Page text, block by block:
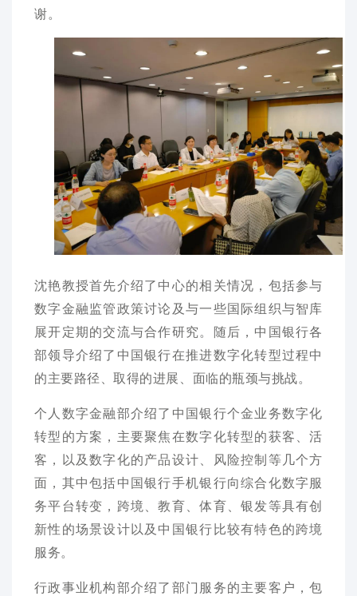
谢。
沈艳教授首先介绍了中心的相关情况，包括参与
数字金融监管政策讨论及与一些国际组织与智库
展开定期的交流与合作研究。随后，中国银行各
部领导介绍了中国银行在推进数字化转型过程中
的主要路径、取得的进展、面临的瓶颈与挑战。
个人数字金融部介绍了中国银行个金业务数字化
转型的方案，主要聚焦在数字化转型的获客、活
客，以及数字化的产品设计、风险控制等几个方
面，其中包括中国银行手机银行向综合化数字服
务平台转变，跨境、教育、体育、银发等具有创
新性的场景设计以及中国银行比较有特色的跨境
服务。
行政事业机构部介绍了部门服务的主要客户，包